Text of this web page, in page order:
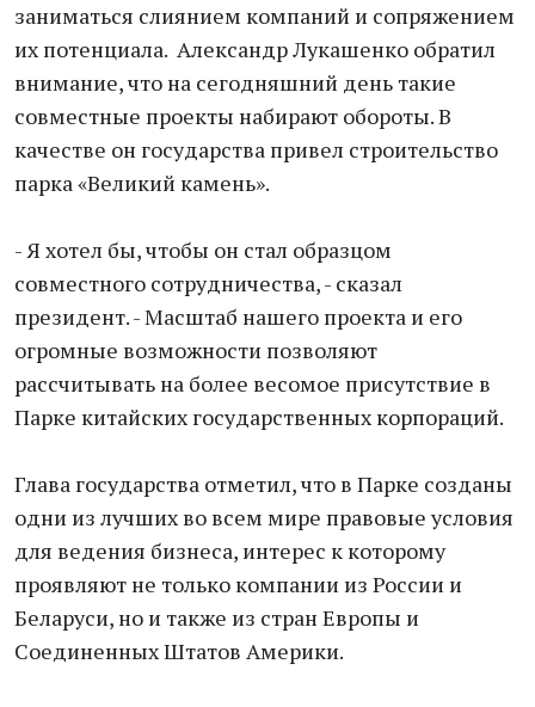
заниматься слиянием компаний и сопряжением
их потенциала. Александр Лукашенко обратил
внимание, что на сегодняшний день такие
совместные проекты набирают обороты. В
качестве он государства привел строительство
парка «Великий камень».
- Я хотел бы, чтобы он стал образцом
совместного сотрудничества, - сказал
президент. - Масштаб нашего проекта и его
огромные возможности позволяют
рассчитывать на более весомое присутствие в
Парке китайских государственных корпораций.
Глава государства отметил, что в Парке созданы
одни из лучших во всем мире правовые условия
для ведения бизнеса, интерес к которому
проявляют не только компании из России и
Беларуси, но и также из стран Европы и
Соединенных Штатов Америки.